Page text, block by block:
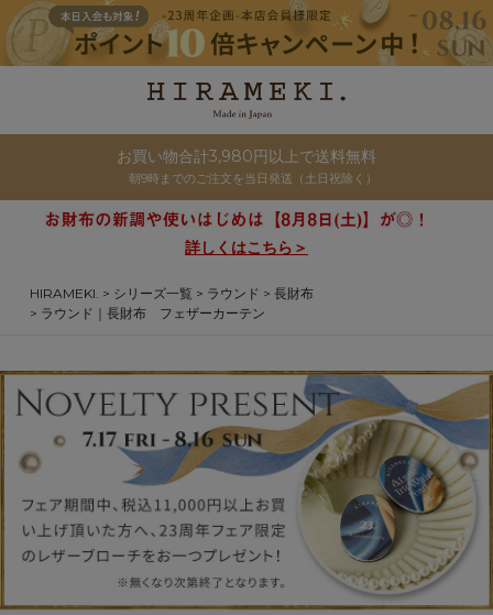
お買い物合計3,980円以上で送料無料
朝9時までのご注文を当日発送（土日祝除く）
詳しくはこちら＞
HIRAMEKI. シリーズ一覧 ラウンド
長財布
ラウンド｜長財布 フェザーカーテン